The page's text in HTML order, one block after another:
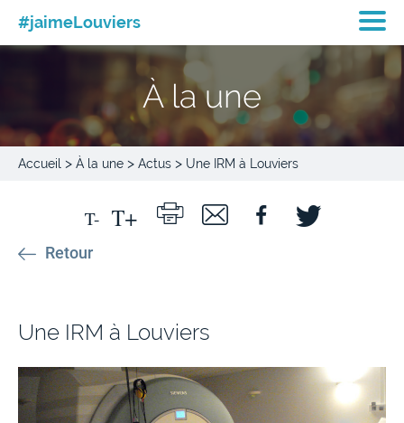
#jaimeLouviers
À la une
Accueil > À la une > Actus > Une IRM à Louviers
Retour
Une IRM à Louviers